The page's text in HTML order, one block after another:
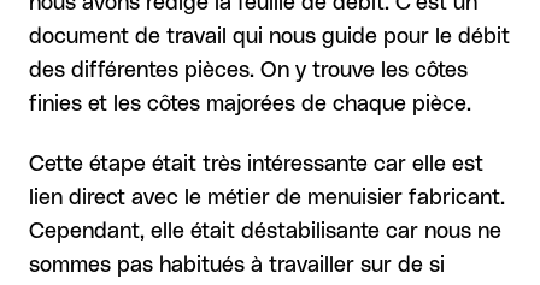
document de travail qui nous guide pour le débit
des différentes pièces. On y trouve les côtes
finies et les côtes majorées de chaque pièce.
Cette étape était très intéressante car elle est
lien direct avec le métier de menuisier fabricant.
Cependant, elle était déstabilisante car nous ne
sommes pas habitués à travailler sur de si